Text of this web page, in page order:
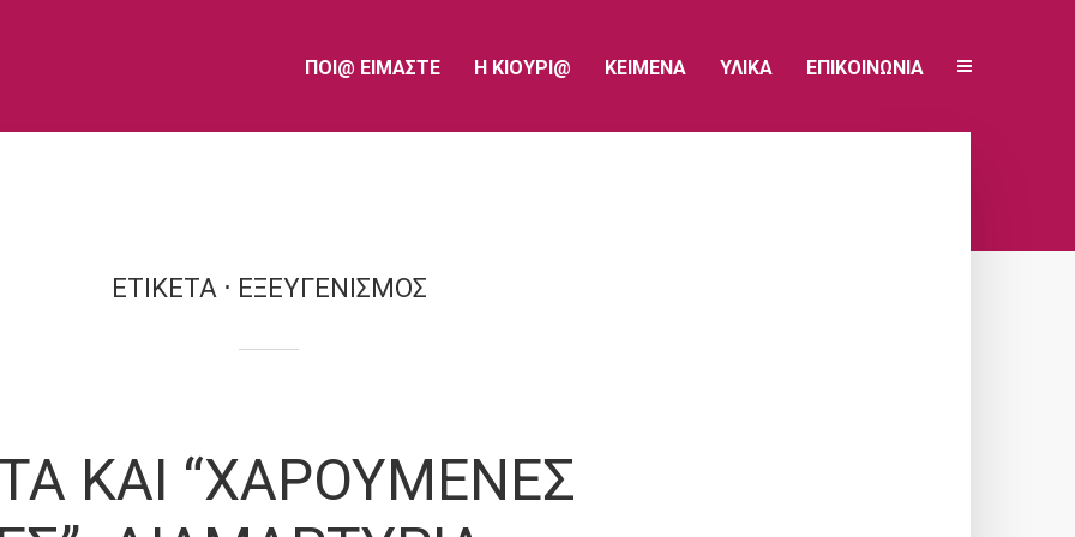
ΠΟΙ@ ΕΙΜΑΣΤΕ Η ΚΙΟΥΡΙ@ ΚΕΙΜΕΝΑ ΥΛΙΚΑ ΕΠΙΚΟΙΝΩΝΙΑ
ΕΤΙΚΕΤΑ ΕΞΕΥΓΕΝΙΣΜΟΣ
ΚΑΙ “ΧΑΡΟΥΜΕΝΕΣ